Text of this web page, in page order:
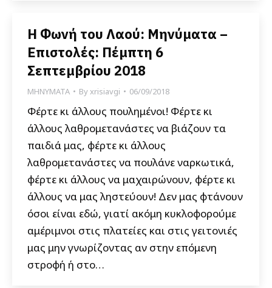
Η Φωνή του Λαού: Μηνύματα –
Επιστολές: Πέμπτη 6
Σεπτεμβρίου 2018
ΜΗΝΥΜΑΤΑ Byxrisiavgi 06/09/2018
Φέρτε κι άλλους πουλημένοι! Φέρτε κι
άλλους λαθρομετανάστες να βιάζουν τα
παιδιά μας, φέρτε κι άλλους
λαθρομετανάστες να πουλάνε ναρκωτικά,
φέρτε κι άλλους να μαχαιρώνουν, φέρτε κι
άλλους να μας ληστεύουν! Δεν μας φτάνουν
όσοι είναι εδώ, γιατί ακόμη κυκλοφορούμε
αμέριμνοι στις πλατείες και στις γειτονιές
μας μην γνωρίζοντας αν στην επόμενη
στροφή ή στο…